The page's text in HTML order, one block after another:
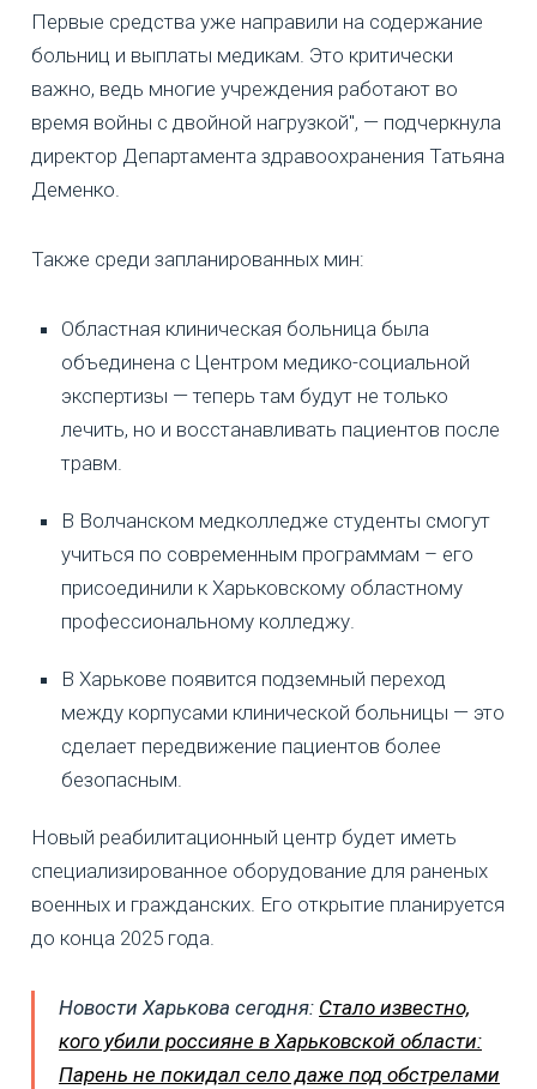
Первые средства уже направили на содержание
больниц и выплаты медикам. Это критически
важно, ведь многие учреждения работают во
время войны с двойной нагрузкой", — подчеркнула
директор Департамента здравоохранения Татьяна
Деменко.
Также среди запланированных мин:
Областная клиническая больница была
объединена с Центром медико-социальной
экспертизы — теперь там будут не только
лечить, но и восстанавливать пациентов после
травм.
В Волчанском медколледже студенты смогут
учиться по современным программам – его
присоединили к Харьковскому областному
профессиональному колледжу.
В Харькове появится подземный переход
между корпусами клинической больницы — это
сделает передвижение пациентов более
безопасным.
Новый реабилитационный центр будет иметь
специализированное оборудование для раненых
военных и гражданских. Его открытие планируется
до конца 2025 года.
Новости Харькова сегодня: Стало известно,
кого убили россияне в Харьковской области:
Парень не покидал село даже под обстрелами